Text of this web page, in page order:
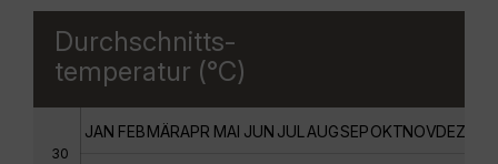
Durchschnitts-
temperatur (°C)
30
JAN FEBMÄRAPR MAI JUN JUL AUGSEPOKTNOVDEZ